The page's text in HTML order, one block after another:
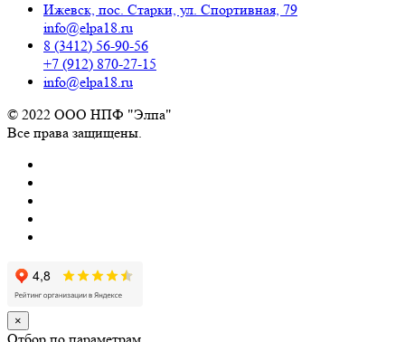
Ижевск, пос. Старки, ул. Спортивная, 79
info@elpa18.ru
8 (3412) 56-90-56
+7 (912) 870-27-15
info@elpa18.ru
© 2022 ООО НПФ "Элпа"
Все права защищены.
×